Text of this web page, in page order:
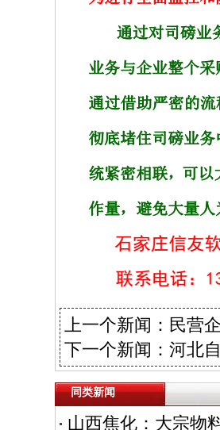
上一个新闻： 民营
下一个新闻： 河北
同类新闻
山西焦化：大宗物